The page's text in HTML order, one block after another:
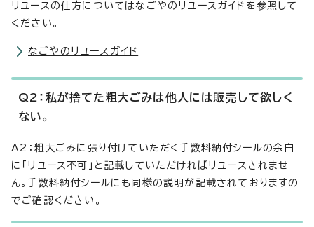
リユースの仕方についてはなごやのリユースガイドを参照して
ください。
なごやのリユースガイド
Q2：私が捨てた粗大ごみは他人には販売して欲しく
ない。
A2：粗大ごみに張り付けていただく手数料納付シールの余白
に「リユース不可」と記載していただければリユースされませ
ん。手数料納付シールにも同様の説明が記載されておりますの
でご確認ください。